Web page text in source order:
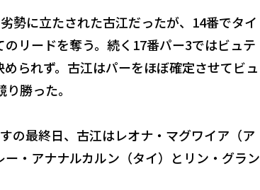
勢に立たされた古江だったが、14番でタイ
リードを奪う。続く17番パー3ではビュテ
られず。古江はパーをほぼ確定させてビュ
勝った。
の最終日、古江はレオナ・マグワイア（ア
・アナナルカルン（タイ）とリン・グラン